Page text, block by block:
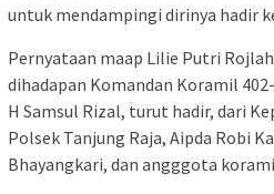
untuk mendampingi dirinya hadir
Pernyataan maap Lilie Putri
dihadapan Komandan Koramil
H Samsul Rizal, turut hadir, dari
Polsek Tanjung Raja, Aipda Robi
Bhayangkari, dan angggota